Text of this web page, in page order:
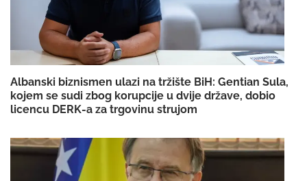
Albanski biznismen ulazi na tržište BiH: Gentian Sula,
kojem se sudi zbog korupcije u dvije države, dobio
licencu DERK-a za trgovinu strujom